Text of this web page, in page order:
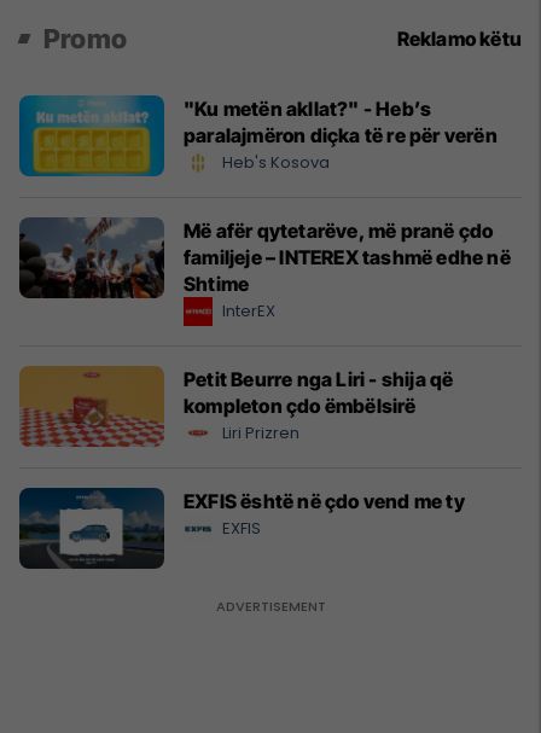
Promo Reklamo këtu
"Ku metën akllat?" - Heb’s
paralajmëron diçka të re për verën
Heb's Kosova
Më afër qytetarëve, më pranë çdo
familjeje – INTEREX tashmë edhe në
Shtime
InterEX
Petit Beurre nga Liri - shija që
kompleton çdo ëmbëlsirë
Liri Prizren
EXFIS është në çdo vend me ty
EXFIS